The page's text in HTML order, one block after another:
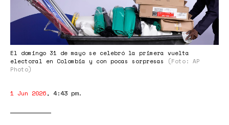
El domingo 31 de mayo se celebró la primera vuelta
electoral en Colombia y con pocas sorpresas
(Foto: AP
Photo)
1 Jun 2026, 4:43 pm.